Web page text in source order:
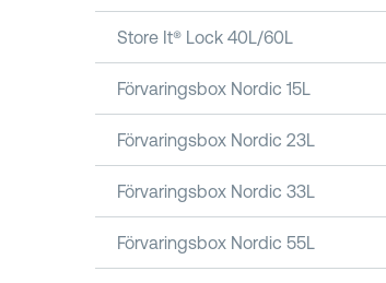
Store It® Lock 40L/60L
Förvaringsbox Nordic 15L
Förvaringsbox Nordic 23L
Förvaringsbox Nordic 33L
Förvaringsbox Nordic 55L